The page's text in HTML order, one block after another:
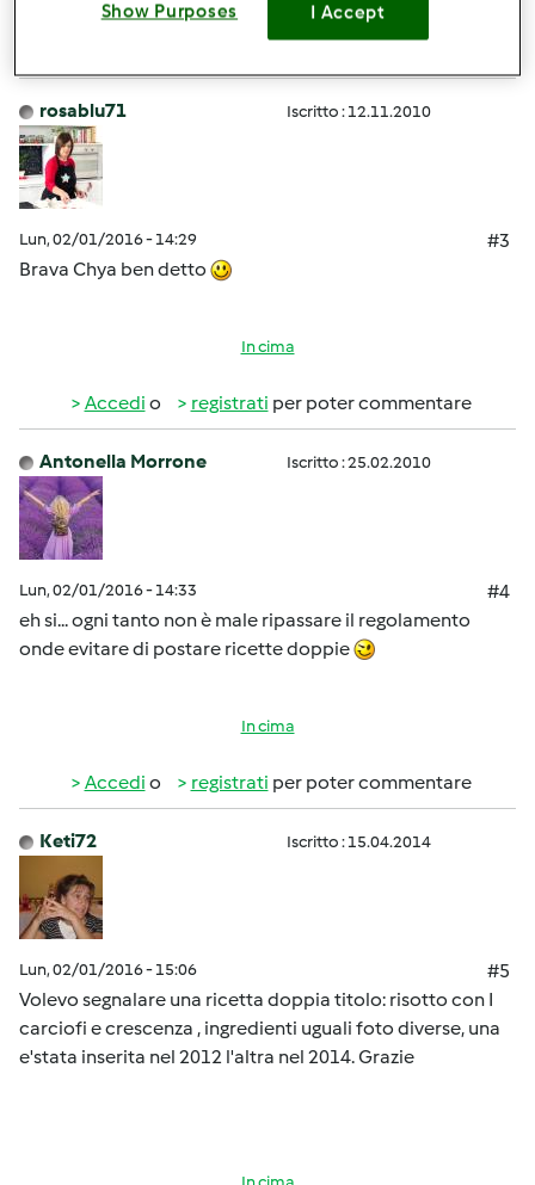
rosablu71 Iscritto : 12.11.2010
Lun, 02/01/2016 - 14:29
#3
Brava Chya ben detto
In cima
Accedi o registrati per poter commentare
Antonella Morrone Iscritto : 25.02.2010
Lun, 02/01/2016 - 14:33
#4
eh si... ogni tanto non è male ripassare il regolamento
onde evitare di postare ricette doppie
In cima
Accedi o registrati per poter commentare
Keti72 Iscritto : 15.04.2014
Lun, 02/01/2016 - 15:06
#5
Volevo segnalare una ricetta doppia titolo: risotto con I
carciofi e crescenza , ingredienti uguali foto diverse, una
e'stata inserita nel 2012 l'altra nel 2014. Grazie
Show Purposes I Accept